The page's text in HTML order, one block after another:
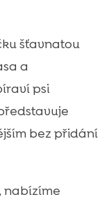
šťavnatou
a
psi
bez přidání
nabízíme